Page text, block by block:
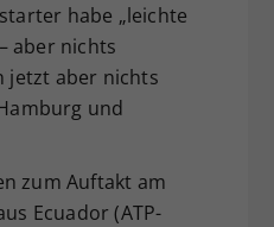
habe „leichte
aber nichts
jetzt aber nichts
und
zum Auftakt am
Ecuador (ATP-